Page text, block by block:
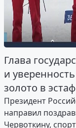
Глава
и
золото в
Президент
направил
Червоткину,